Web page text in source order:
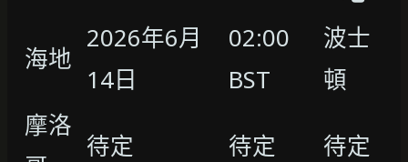
海地
2026年6月
14日
02:00
BST
波士
頓
摩洛
待定 待定 待定